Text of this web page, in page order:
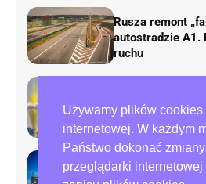
Używamy plików
internetowej. W każdym
Państwo dokonać
przeglądarki internetowej
Rusza remont
autostradzie A1.
ruchu
AirShow Rudniki
pokazów
Preparowanie